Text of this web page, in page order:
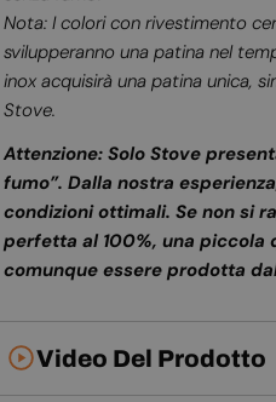
Nota: I colori con rivestimento
svilupperanno una patina nel
inox acquisirà una patina unica,
Stove.
Attenzione: Solo Stove
fumo”. Dalla nostra
condizioni ottimali. Se non si
perfetta al 100%, una
comunque essere prodotta
Video Del Prodotto